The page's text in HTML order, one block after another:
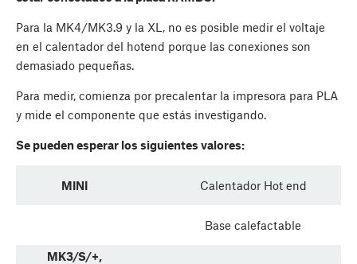
Para la MK4/MK3.9 y la XL, no es posible medir el voltaje
en el calentador del hotend porque las conexiones son
demasiado pequeñas.
Para medir, comienza por precalentar la impresora para PLA
y mide el componente que estás investigando.
Se pueden esperar los siguientes valores:
MINI Calentador Hot end
Base calefactable
MK3/S/+,